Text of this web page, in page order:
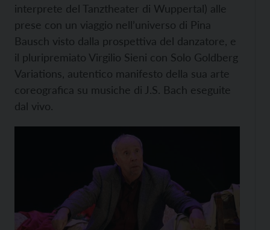
interprete del Tanztheater di Wuppertal) alle
prese con un viaggio nell’universo di Pina
Bausch visto dalla prospettiva del danzatore, e
il pluripremiato Virgilio Sieni con Solo Goldberg
Variations, autentico manifesto della sua arte
coreografica su musiche di J.S. Bach eseguite
dal vivo.